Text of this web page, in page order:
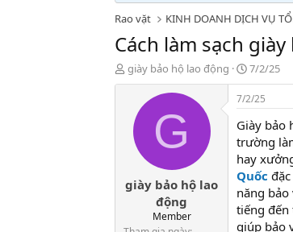
Rao vặt KINH DOANH DỊCH VỤ
Cách làm sạch
T
h
a
e
giày bảo hộ lao động
N
g
à
y
g
ử
i
7/2/25
G
giày bảo hộ lao
động
Member
7/2/25
Giày bảo
trường
hay
Quốc
năng
tiếng đến
giúp bảo